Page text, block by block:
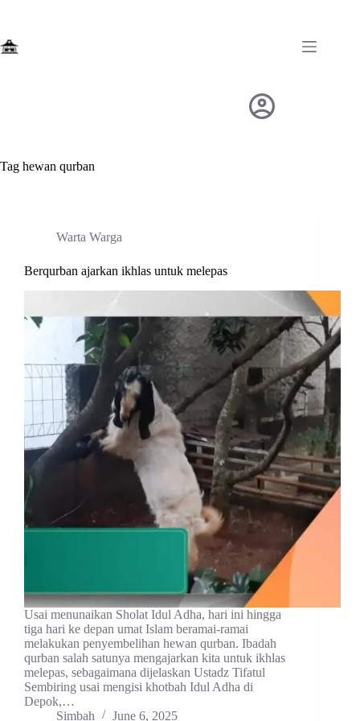
Tag hewan qurban
Warta Warga
Berqurban ajarkan ikhlas untuk melepas
Usai menunaikan Sholat Idul Adha, hari ini hingga
tiga hari ke depan umat Islam beramai-ramai
melakukan penyembelihan hewan qurban. Ibadah
qurban salah satunya mengajarkan kita untuk ikhlas
melepas, sebagaimana dijelaskan Ustadz Tifatul
Sembiring usai mengisi khotbah Idul Adha di
Depok,…
Simbah
June 6, 2025